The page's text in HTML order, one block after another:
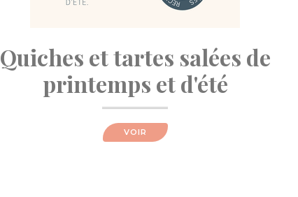
Quiches et tartes salées de
printemps et d'été
VOIR